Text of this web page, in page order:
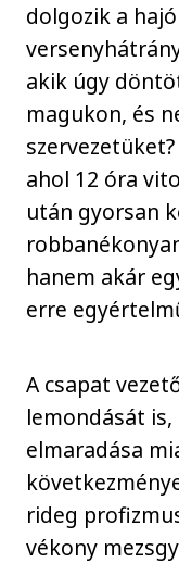
dolgozik a
akik úgy
magukon, és
ahol 12 óra
után gyorsan
hanem akár
erre
A csapat
lemondását
elmaradása
rideg
vékony